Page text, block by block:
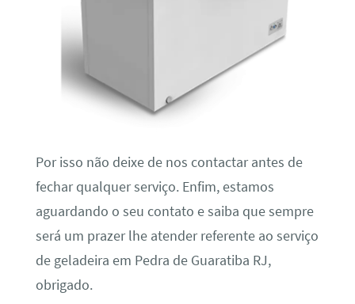
Por isso não deixe de nos contactar antes de
fechar qualquer serviço. Enfim, estamos
aguardando o seu contato e saiba que sempre
será um prazer lhe atender referente ao serviço
de geladeira em Pedra de Guaratiba RJ,
obrigado.